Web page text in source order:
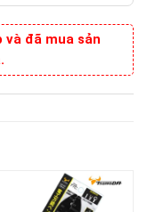
và đã mua sản